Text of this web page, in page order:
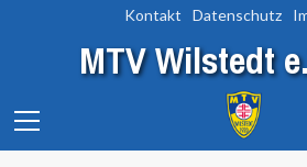
Kontakt Datenschutz
MTV Wilstedt
Menu